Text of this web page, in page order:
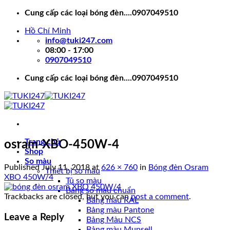
Skip
content
Cung cấp các loại bóng đèn....0907049510
Hồ Chí Minh
info@tuki247.com
08:00 - 17:00
0907049510
Cung cấp các loại bóng đèn....0907049510
Trang chủ
Shop
So màu
Thiết bị so màu
Tủ so màu
Bảng so màu chuẩn
Bảng màu RAL
Bảng màu Pantone
Bảng Màu NCS
osram-XBO-450W-4
PublishedJuly 11, 2018 at 626 × 760 in Bóng đèn Osram
XBO 450W/4
Trackbacks are closed, but you canpost a comment.
Leave a Reply